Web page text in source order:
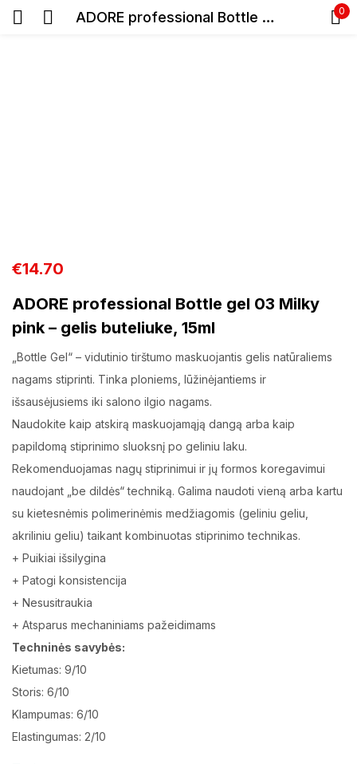
ADORE professional Bottle gel 03 Milky pink – gelis buteliuke, 15ml 0
€14.70
ADORE professional Bottle gel 03 Milky
pink – gelis buteliuke, 15ml
„Bottle Gel“ – vidutinio tirštumo maskuojantis gelis natūraliems
nagams stiprinti. Tinka ploniems, lūžinėjantiems ir
išsausėjusiems iki salono ilgio nagams.
Naudokite kaip atskirą maskuojamąją dangą arba kaip
papildomą stiprinimo sluoksnį po geliniu laku.
Rekomenduojamas nagų stiprinimui ir jų formos koregavimui
naudojant „be dildės“ techniką. Galima naudoti vieną arba kartu
su kietesnėmis polimerinėmis medžiagomis (geliniu geliu,
akriliniu geliu) taikant kombinuotas stiprinimo technikas.
+ Puikiai išsilygina
+ Patogi konsistencija
+ Nesusitraukia
+ Atsparus mechaniniams pažeidimams
Techninės savybės:
Kietumas: 9/10
Storis: 6/10
Klampumas: 6/10
Elastingumas: 2/10
Registracija